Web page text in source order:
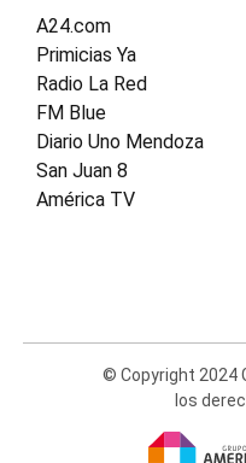
A24.com
Primicias Ya
Radio La Red
FM Blue
Diario Uno Mendoza
San Juan 8
América TV
© Copyright 2024
los